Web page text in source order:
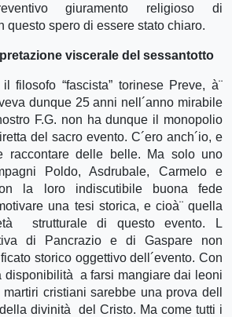
giuramento religioso di
questo spero di essere stato chiaro.
viscerale del sessantotto
filosofo “fascista” torinese Preve, à¨
dunque 25 anni nell´anno mirabile
F.G. non ha dunque il monopolio
del sacro evento. C´ero anch´io, e
raccontare delle belle. Ma solo uno
Poldo, Asdrubale, Carmelo e
la loro indiscutibile buona fede
una tesi storica, e cioà¨ quella
strutturale di questo evento. L
di Pancrazio e di Gaspare non
storico oggettivo dell´evento. Con
disponibilità a farsi mangiare dai leoni
cristiani sarebbe una prova dell
divinità del Cristo. Ma come tutti i